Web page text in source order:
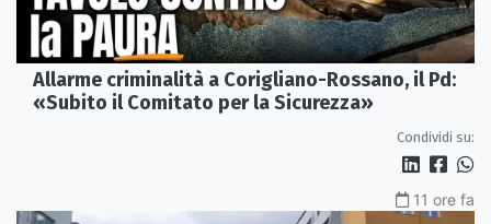
Allarme criminalità a Corigliano-Rossano, il Pd:
«Subito il Comitato per la Sicurezza»
Condividi su:
11 ore fa